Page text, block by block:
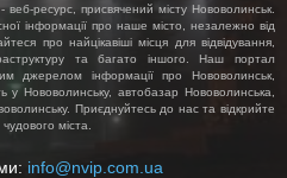
ресурс, присвячений місту Нововолинськ.
інформації про наше місто, незалежно від
про найцікавіші місця для відвідування,
та багато іншого. Наш портал
джерелом інформації про Нововолинськ,
у Нововолинську, автобазар Нововолинська,
Приєднуйтесь до нас та відкрийте
міста.
info@nvip.com.ua